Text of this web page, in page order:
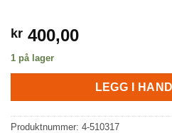
kr 400,00
1 på lager
LEGG I
Produktnummer: 4-510317